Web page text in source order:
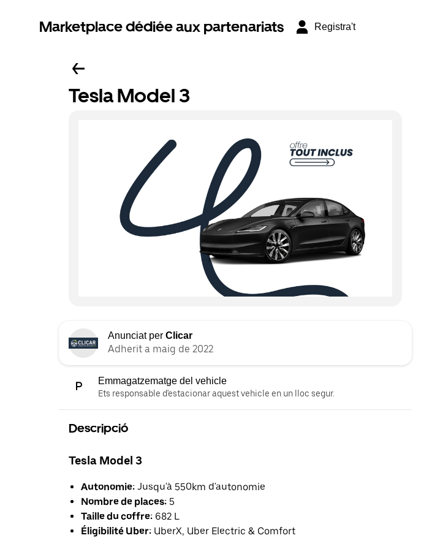
Marketplace dédiée aux partenariats Registra't
Tesla Model 3
Anunciat per Clicar
Adherit a maig de 2022
Emmagatzematge del vehicle
Ets responsable d'estacionar aquest vehicle en un lloc segur.
Descripció
Tesla Model 3
Autonomie: Jusqu'à 550km d'autonomie
Nombre de places: 5
Taille du coffre: 682 L
Éligibilité Uber: UberX, Uber Electric & Comfort